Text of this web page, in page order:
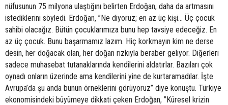
nüfusunun 75 milyona ulaştığını belirten Erdoğan, daha da artmasını
istediklerini söyledi. Erdoğan, ”Ne diyoruz; en az üç kişi... Üç çocuk
sahibi olacağız. Bütün çocuklarımıza bunu hep tavsiye edeceğiz. En
az üç çocuk. Bunu başarmamız lazım. Hiç korkmayın kim ne derse
desin, her doğacak olan, her doğan rızkıyla beraber geliyor. Diğerleri
sadece muhasebat tutanaklarında kendilerini aldatırlar. Bazıları çok
oynadı onların üzerinde ama kendilerini yine de kurtaramadılar. İşte
Avrupa’da şu anda bunun örneklerini görüyoruz” diye konuştu. Türkiye
ekonomisindeki büyümeye dikkati çeken Erdoğan, ”Küresel krizin